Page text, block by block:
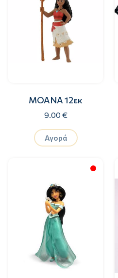
MOANA 12εκ
9.00 €
Αγορά